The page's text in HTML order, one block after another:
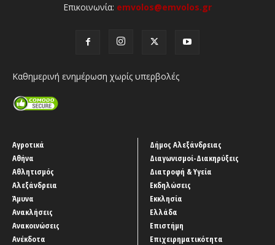
Επικοινωνία: emvolos@emvolos.gr
Καθημερινή ενημέρωση χωρίς υπερβολές
Αγροτικά
Αθήνα
Αθλητισμός
Αλεξάνδρεια
Άμυνα
Ανακλήσεις
Ανακοινώσεις
Ανέκδοτα
Δήμος Αλεξάνδρειας
Διαγωνισμοί-Διακηρύξεις
Διατροφή & Υγεία
Εκδηλώσεις
Εκκλησία
Ελλάδα
Επιστήμη
Επιχειρηματικότητα